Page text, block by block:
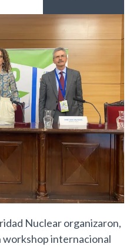
Nuclear organizaron,
workshop internacional